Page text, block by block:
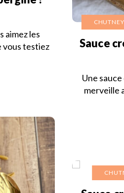
aimez les
vous testiez
Sauce
Une
merveille